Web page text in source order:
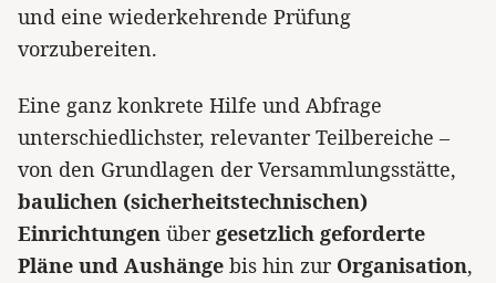
und eine wiederkehrende Prüfung
vorzubereiten.
Eine ganz konkrete Hilfe und Abfrage
unterschiedlichster, relevanter Teilbereiche –
von den Grundlagen der Versammlungsstätte,
baulichen (sicherheitstechnischen)
Einrichtungen über gesetzlich geforderte
Pläne und Aushänge bis hin zur Organisation,